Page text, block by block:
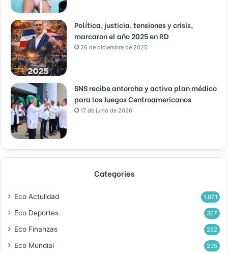
Política, justicia, tensiones y crisis,
marcaron el año 2025 en RD
26 de diciembre de 2025
SNS recibe antorcha y activa plan médico
para los Juegos Centroamericanos
17 de junio de 2026
Categories
Eco Actulidad 1.871
Eco Deportes 327
Eco Finanzas 262
Eco Mundial 235